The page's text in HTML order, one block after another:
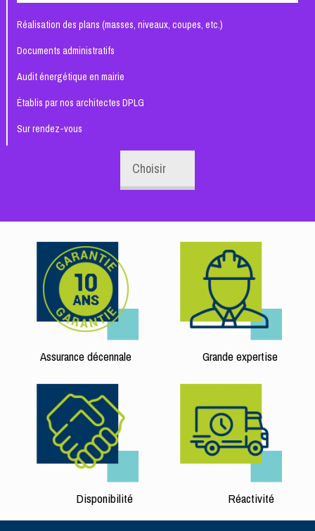
Réalisation des plans (masses, niveaux, coupes, etc.)
Documents administratifs
Audit énergétique en mairie
Établis par nos architectes DPLG
Sur rendez-vous
Choisir
Assurance décennale Grande expertise
Disponibilité Réactivité